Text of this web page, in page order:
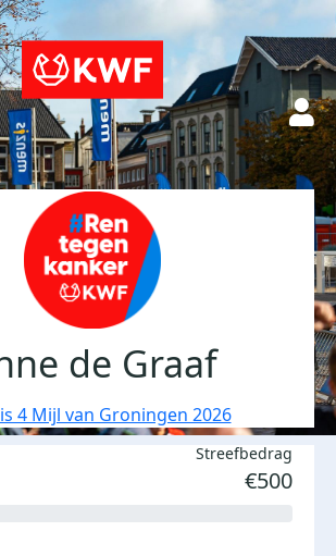
de Graaf
4 Mijl van Groningen 2026
Streefbedrag
€500